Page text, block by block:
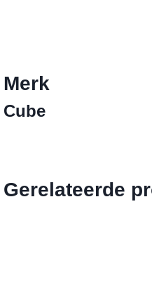
Merk
Cube
Gerelateerde